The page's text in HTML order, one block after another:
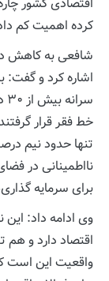
کرده اهمیت کم
اشاره کرد و گفت:
خط فقر قرار
تنها حدود نیم
نااطمینانی در
برای سرمایه‌
وی ادامه داد:
اقتصاد دارد و هم
واقعیت این است